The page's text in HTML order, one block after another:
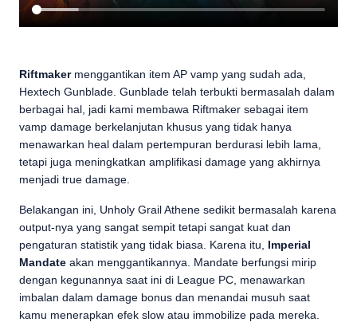
Riftmakermenggantikan item AP vamp yang sudah ada,
Hextech Gunblade. Gunblade telah terbukti bermasalah dalam
berbagai hal, jadi kami membawa Riftmaker sebagai item
vamp damage berkelanjutan khusus yang tidak hanya
menawarkan heal dalam pertempuran berdurasi lebih lama,
tetapi juga meningkatkan amplifikasi damage yang akhirnya
menjadi true damage.
Belakangan ini, Unholy Grail Athene sedikit bermasalah karena
output-nya yang sangat sempit tetapi sangat kuat dan
pengaturan statistik yang tidak biasa. Karena itu, Imperial
Mandate akan menggantikannya. Mandate berfungsi mirip
dengan kegunannya saat ini di League PC, menawarkan
imbalan dalam damage bonus dan menandai musuh saat
kamu menerapkan efek slow atau immobilize pada mereka.